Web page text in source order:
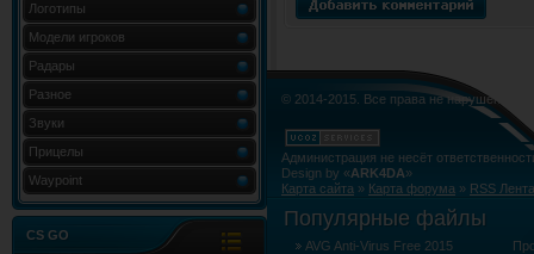
Логотипы
Модели игроков
Радары
Разное
Звуки
Прицелы
Waypoint
CS GO
© 2014-2015. Все права не нарушены.
Администрация не несёт
Design by «ARK4DA»
Карта сайта » Карта форума » RSS Лента
Популярные файлы
AVG Anti-Virus Free 2015